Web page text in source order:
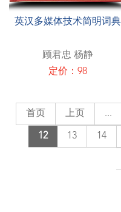
英汉多媒体技术简明词典
顾君忠 杨静
定价：98
首页 上页 ...
12 13 14